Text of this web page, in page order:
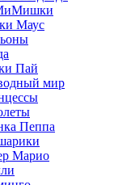
Маус
Пай
мир
Пеппа
Марио